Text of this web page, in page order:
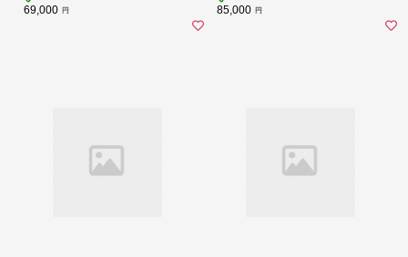
69,000 円
旬～2027年2月下旬で発送 [aw002-x0
03_02]
85,000 円